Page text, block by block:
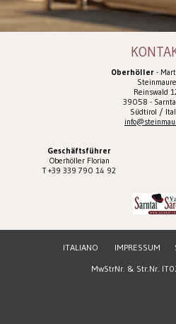
Oberhöller -
Reinswald
39058 -
Südtirol /
Geschäftsführer
Oberhöller Florian
T +39 339 790 14 92
ITALIANO IMPRESSUM
MwStrNr. & Str.Nr.